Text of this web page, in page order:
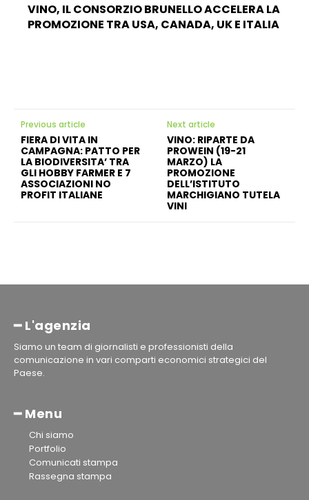
VINO, IL CONSORZIO BRUNELLO ACCELERA LA
PROMOZIONE TRA USA, CANADA, UK E ITALIA
Previous article
FIERA DI VITA IN
CAMPAGNA: PATTO PER
LA BIODIVERSITA’ TRA
GLI HOBBY FARMER E 7
ASSOCIAZIONI NO
PROFIT ITALIANE
Next article
VINO: RIPARTE DA
PROWEIN (19-21
MARZO) LA
PROMOZIONE
DELL’ISTITUTO
MARCHIGIANO TUTELA
VINI
━ L'agenzia
Siamo un team di giornalisti e professionisti della
comunicazione in vari comparti economici strategici del
Paese.
━ Menu
Chi siamo
Portfolio
Comunicati stampa
Rassegna stampa